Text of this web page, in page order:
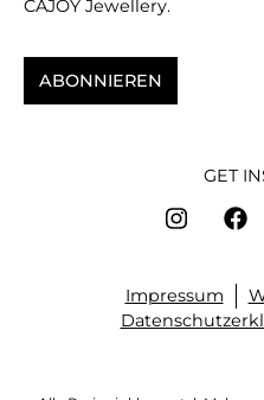
CAJOY Jewellery.
ABONNIEREN
GET
Impressum